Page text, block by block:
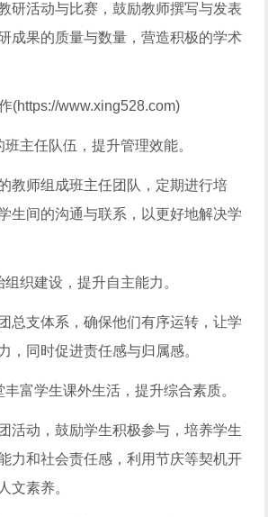
研活动与比赛，鼓励教师撰写与发表
成果的质量与数量，营造积极的学术
(https://www.xing528.com)
主任队伍，提升管理效能。
教师组成班主任团队，定期进行培
生间的沟通与联系，以更好地解决学
织建设，提升自主能力。
总支体系，确保他们有序运转，让学
，同时促进责任感与归属感。
富学生课外生活，提升综合素质。
活动，鼓励学生积极参与，培养学生
力和社会责任感，利用节庆等契机开
文素养。